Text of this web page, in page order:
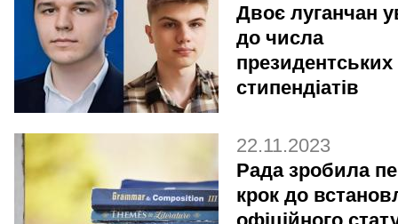
Двоє луганчан
до числа
президентських
стипендіатів
22.11.2023
Рада зробила
крок до